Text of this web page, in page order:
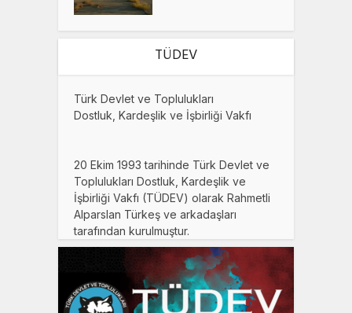
TÜDEV
Türk Devlet ve Toplulukları
Dostluk, Kardeşlik ve İşbirliği Vakfı
20 Ekim 1993 tarihinde Türk Devlet ve
Toplulukları Dostluk, Kardeşlik ve
İşbirliği Vakfı (TÜDEV) olarak Rahmetli
Alparslan Türkeş ve arkadaşları
tarafından kurulmuştur.